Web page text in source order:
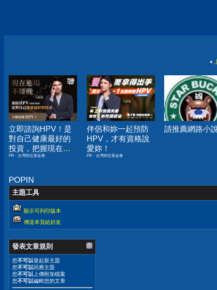
«
立即諮詢HPV！是
對自己健康最好的
投資，把握現在不
嫌晚！
PR・台灣癌症基金會
伴侶和妳一起預防
HPV，才有資格說
愛妳！
PR・台灣癌症基金會
請推薦網路小
POPIN
主題工具
顯示可列印版本
傳送本頁給好友
發表文章規則
您不可以發起新主題
您不可以回應主題
您不可以 上傳附加檔案
您不可以編輯您的文章